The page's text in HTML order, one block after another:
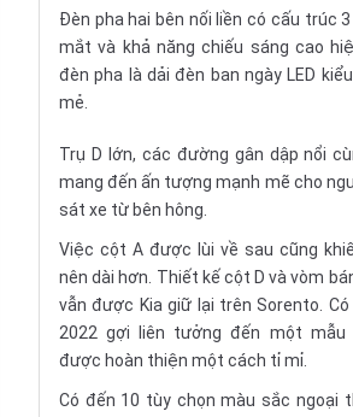
Đèn pha hai bên nối liền có cấu trúc
mắt và khả năng chiếu sáng cao
đèn pha là dải đèn ban ngày LED
mẻ.
Trụ D lớn, các đường gân dập nổi
mang đến ấn tượng mạnh mẽ cho
sát xe từ bên hông.
Việc cột A được lùi về sau cũng
nên dài hơn. Thiết kế cột D và vòm
vẫn được Kia giữ lại trên Sorento.
2022 gợi liên tưởng đến một mẫu
được hoàn thiện một cách tỉ mỉ.
Có đến 10 tùy chọn màu sắc ngoại